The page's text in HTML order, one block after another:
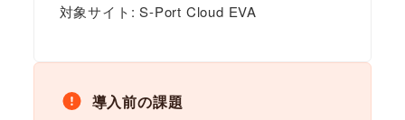
対象サイト: S-Port Cloud EVA
導入前の課題